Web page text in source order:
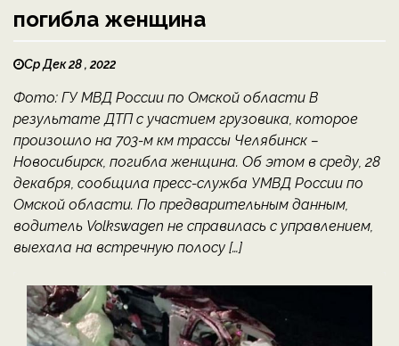
погибла женщина
Ср Дек 28 , 2022
Фото: ГУ МВД России по Омской области В
результате ДТП с участием грузовика, которое
произошло на 703-м км трассы Челябинск –
Новосибирск, погибла женщина. Об этом в среду, 28
декабря, сообщила пресс-служба УМВД России по
Омской области. По предварительным данным,
водитель Volkswagen не справилась с управлением,
выехала на встречную полосу […]